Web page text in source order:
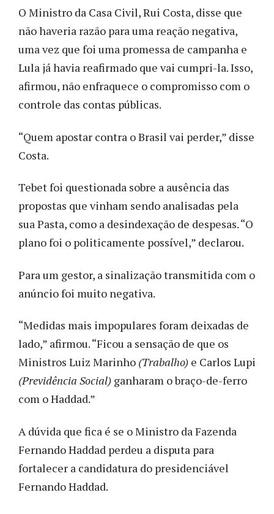
O Ministro da Casa Civil, Rui Costa, disse que
não haveria razão para uma reação negativa,
uma vez que foi uma promessa de campanha e
Lula já havia reafirmado que vai cumpri-la. Isso,
afirmou, não enfraquece o compromisso com o
controle das contas públicas.
“Quem apostar contra o Brasil vai perder,” disse
Costa.
Tebet foi questionada sobre a ausência das
propostas que vinham sendo analisadas pela
sua Pasta, como a desindexação de despesas. “O
plano foi o politicamente possível,” declarou.
Para um gestor, a sinalização transmitida com o
anúncio foi muito negativa.
“Medidas mais impopulares foram deixadas de
lado,” afirmou. “Ficou a sensação de que os
Ministros Luiz Marinho (Trabalho) e Carlos Lupi
(Previdência Social) ganharam o braço-de-ferro
com o Haddad.”
A dúvida que fica é se o Ministro da Fazenda
Fernando Haddad perdeu a disputa para
fortalecer a candidatura do presidenciável
Fernando Haddad.